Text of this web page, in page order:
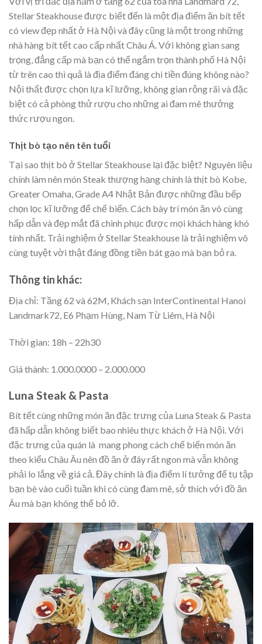
Stellar Steakhouse được biết đến là một địa điểm ăn bít tết
có view đẹp nhất ở Hà Nội và đây cũng là một trong những
nhà hàng bít tết cao cấp nhất Châu Á. Với không gian sang
trọng, đẳng cấp mà bạn có thể ngắm trọn thành phố Hà Nội
từ trên cao thì quả là địa điểm đáng chi tiền đúng không nào?
Nội thất được chọn lựa kĩ lưỡng, không gian rộng rãi và đặc
biệt có cả phòng thử rượu cho những ai đam mê thưởng
thức rượu ngon.
Thịt bò tạo nên tên tuổi
Tại sao thịt bò ở Stellar Steakhouse lại đặc biệt? Nguyên liệu
chính làm nên món Steak thượng hạng chính là thịt bò Kobe,
Greater Omaha, Grade A4 Nhật Bản được những đầu bếp
chọn lọc kĩ lưỡng để chế biến. Cách bày trí món ăn vô cùng
hấp dẫn và đẹp mắt đã chinh phục được mọi khách hàng khó
tính nhất. Trải nghiệm ở Stellar Steakhouse là trải nghiệm vô
cùng tuyệt vời thật đáng đồng tiền bát gạo mà bạn bỏ ra.
Thông tin khác:
Địa chỉ: Tầng 62 và 62M, Khách sạn InterContinental Hanoi
Landmark72, E6 Phạm Hùng, Nam Từ Liêm, Hà Nội
Thời gian: 18h – 22h30
Giá thành: 1.000.0000 – 2.000.000
Luna Steak & Pasta
Bít tết cùng những món ăn đặc trưng của Luna Steak & Pasta
đã hấp dẫn không biết bao nhiêu thực khách ở Hà Nội. Với
đặc trưng của quán là mang phong cách chế biến món ăn
theo kiểu Châu Âu nên đồ ăn ở đây rất ngon mà vẫn không
phải lo lắng về giá cả. Đây chính là địa điểm lí tưởng để tụ tập
bạn bè vào cuối tuần khi có cùng đam mê, sở thích với đồ ăn
Âu mà bạn không thể bỏ lỡ.